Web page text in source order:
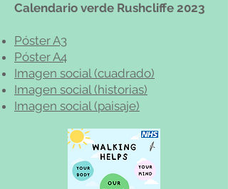
Calendario verde Rushcliffe 2023
Póster A3
Póster A4
Imagen social (cuadrado)
Imagen social (historias)
Imagen social (paisaje)